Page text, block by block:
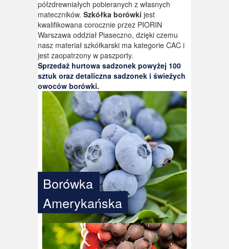
półzdrewniałych pobieranych z własnych
mateczników. Szkółka borówki jest
kwalifikowana corocznie przez PIORIN
Warszawa oddział Piaseczno, dzięki czemu
nasz materiał szkółkarski ma kategorie CAC i
jest zaopatrzony w paszporty.
Sprzedaż hurtowa sadzonek powyżej 100
sztuk oraz detaliczna sadzonek i świeżych
owoców borówki.
Borówka
Amerykańska